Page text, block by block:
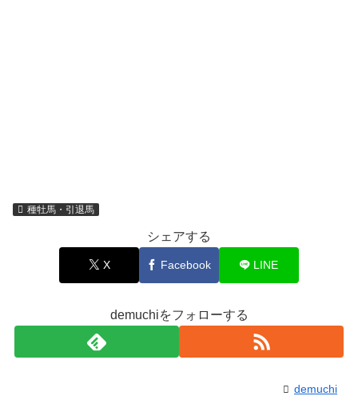
種牡馬・引退馬
シェアする
X Facebook LINE
demuchiをフォローする
demuchi